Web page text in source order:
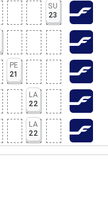
SU
23
PE
21
LA
22
LA
22